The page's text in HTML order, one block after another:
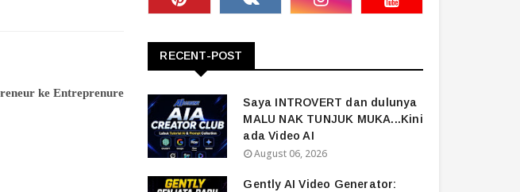
ke Entreprenure
RECENT-POST
Saya INTROVERT dan dulunya
MALU NAK TUNJUK MUKA...Kini
ada Video AI
August 06, 2026
Gently AI Video Generator: